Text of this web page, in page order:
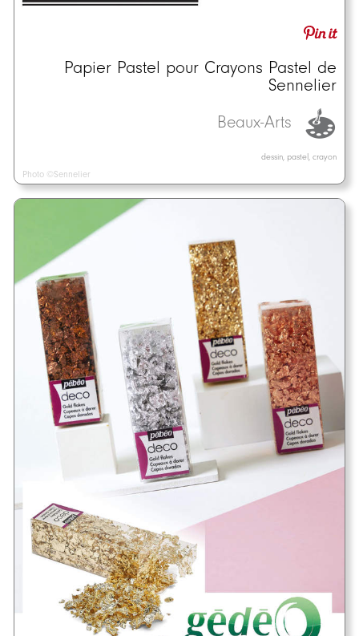
Papier Pastel pour Crayons Pastel de
Sennelier
Beaux-Arts
dessin, pastel, crayon
Photo ©Sennelier